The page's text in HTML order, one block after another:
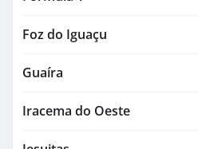
Foz do Iguaçu
Guaíra
Iracema do Oeste